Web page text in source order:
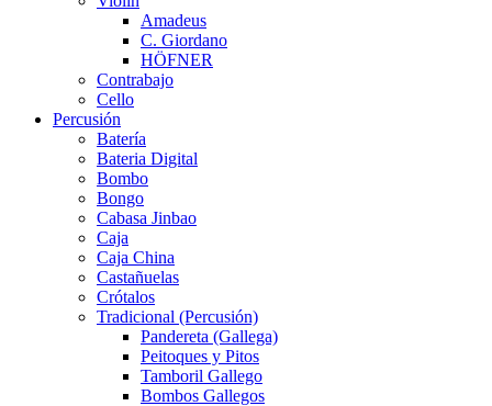
Amadeus
C. Giordano
HÖFNER
Contrabajo
Cello
Percusión
Batería
Bateria Digital
Bombo
Bongo
Cabasa Jinbao
Caja
Caja China
Castañuelas
Crótalos
Tradicional (Percusión)
Pandereta (Gallega)
Peitoques y Pitos
Tamboril Gallego
Bombos Gallegos